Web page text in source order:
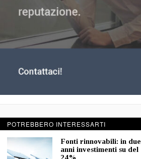
POTREBBERO INTERESSARTI
Fonti rinnovabili: in due
anni investimenti su del